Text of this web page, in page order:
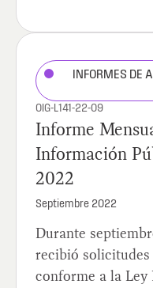
INFORMES DE
OIG-L141-22-09
Informe
Información
2022
Septiembre 2022
Durante
recibió
conforme a la Ley